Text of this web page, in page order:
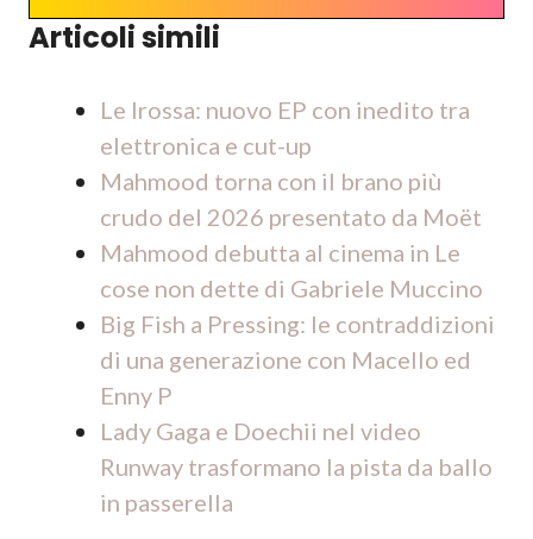
Articoli simili
Le Irossa: nuovo EP con inedito tra
elettronica e cut-up
Mahmood torna con il brano più
crudo del 2026 presentato da Moët
Mahmood debutta al cinema in Le
cose non dette di Gabriele Muccino
Big Fish a Pressing: le contraddizioni
di una generazione con Macello ed
Enny P
Lady Gaga e Doechii nel video
Runway trasformano la pista da ballo
in passerella